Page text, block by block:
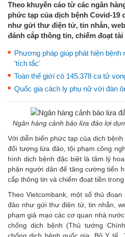
Theo khuyến cáo từ các ngân
phức tạp của dịch bệnh Covid-19
như gửi thư điện tử, tin nhắn,
đánh cắp thông tin, chiếm đoạt
Phương pháp giúp phát hiện bệnh
'tích tắc'
Toàn thế giới có 145.378 ca tử
Quốc gia cách ly phụ nữ với đàn
Ngân hàng cảnh báo lừa đảo lợi
Với diễn biến phức tạp của dịch
đối tượng lừa đảo, tội phạm công
hình dịch bệnh đặc biệt là tâm lý
phận người dân để tăng cường tiến
cắp thông tin và chiếm đoạt tiền
Theo Vietcombank, một số thủ
đảo như gửi thư điện tử, tin nhắn,
phạm giả mạo các cơ quan nhà
chống dịch bệnh (Thủ tướng
chống dịch bệnh quốc gia, Bộ Y